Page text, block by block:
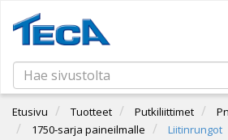
Etusivu Tuotteet Putkiliittimet
1750-sarja paineilmalle
Liitinrungot